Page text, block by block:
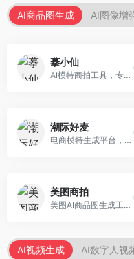
AI商品图生成 AI图像增
摹小仙
AI模特商拍工具，专注于服装电商。面向服装电商卖家，提供虚拟模特试穿、商品展示图生成等服务，模特形象多样，拍摄成本低。
潮际好麦
电商模特生成平台，支持AI虚拟模特创作。面向服装和配饰电商，提供模特试穿、商品展示、营销素材生成等服务，模特形象可定制。
美图商拍
美图AI商品图生成工具，整合美图生态。面向电商卖家，提供商品图美化、模特替换、场景生成等服务，移动端操作便捷。
AI视频生成 AI数字人视